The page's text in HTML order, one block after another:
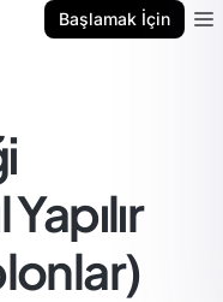
Başlamak İçin